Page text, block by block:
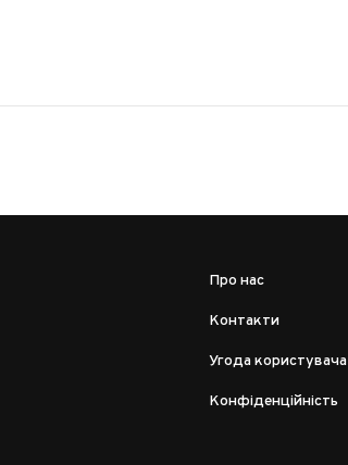
Про нас
Контакти
Угода користувача
Конфіденційність